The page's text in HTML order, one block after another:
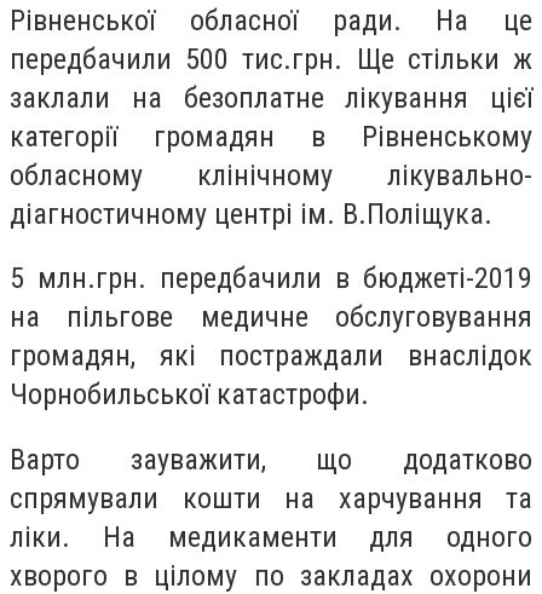
Рівненської обласної ради. На це
передбачили 500 тис.грн. Ще стільки ж
заклали на безоплатне лікування цієї
категорії громадян в Рівненському
обласному клінічному лікувально-
діагностичному центрі ім. В.Поліщука.
5 млн.грн. передбачили в бюджеті-2019
на пільгове медичне обслуговування
громадян, які постраждали внаслідок
Чорнобильської катастрофи.
Варто зауважити, що додатково
спрямували кошти на харчування та
ліки. На медикаменти для одного
хворого в цілому по закладах охорони